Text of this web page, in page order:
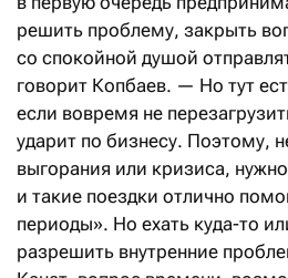
решить проблему, закрыть
со спокойной душой
говорит Копбаев. — Но тут
если вовремя не
ударит по бизнесу. Поэтому,
выгорания или кризиса,
и такие поездки отлично
периоды». Но ехать куда-то
разрешить внутренние